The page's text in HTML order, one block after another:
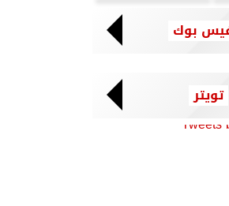
بوك
تويتر
Tweets